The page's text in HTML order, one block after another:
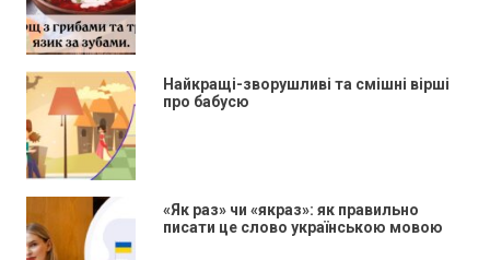
Найкращі-зворушливі та смішні вірші
про бабусю
«Як раз» чи «якраз»: як правильно
писати це слово українською мовою